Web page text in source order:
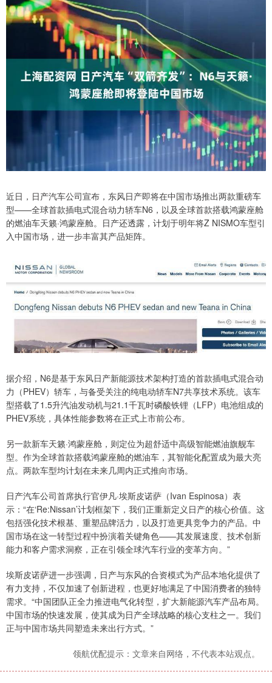
近日，日产汽车公司宣布，东风日产即将在中国市场推出两款重磅车
型——全球首款插电式混合动力轿车N6，以及全球首款搭载鸿蒙座舱
的燃油车天籁·鸿蒙座舱。日产还透露，计划于明年将Z NISMO车型引
入中国市场，进一步丰富其产品矩阵。
据介绍，N6是基于东风日产新能源技术架构打造的首款插电式混合动
力（PHEV）轿车，与备受关注的纯电动轿车N7共享技术系统。该车
型搭载了1.5升汽油发动机与21.1千瓦时磷酸铁锂（LFP）电池组成的
PHEV系统，具体性能参数将在正式上市前公布。
另一款新车天籁·鸿蒙座舱，则定位为超舒适中高级智能燃油旗舰车
型。作为全球首款搭载鸿蒙座舱的燃油车，其智能化配置成为最大亮
点。两款车型均计划在未来几周内正式推向市场。
日产汽车公司首席执行官伊凡·埃斯皮诺萨（Ivan Espinosa）表
示：“在‘Re:Nissan’计划框架下，我们正重新定义日产的核心价值。这
包括强化技术根基、重塑品牌活力，以及打造更具竞争力的产品。中
国市场在这一转型过程中扮演着关键角色——其发展速度、技术创新
能力和客户需求洞察，正在引领全球汽车行业的变革方向。”
埃斯皮诺萨进一步强调，日产与东风的合资模式为产品本地化提供了
有力支持，不仅加速了创新进程，也更好地满足了中国消费者的独特
需求。“中国团队正全力推进电气化转型，扩大新能源汽车产品布局。
中国市场的快速发展，使其成为日产全球战略的核心支柱之一。我们
正与中国市场共同塑造未来出行方式。”
领航优配提示：文章来自网络，不代表本站观点。